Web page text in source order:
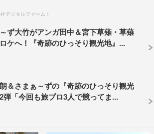
まってワイン飲んでとかマジかよ。自
汚いロケバスにゆられ早朝に東京です
もないです（笑）。助っ人が地味で楽
デジタルファーム )
ず大竹がアンガ田中＆宮下草薙・草薙
ケへ！『奇跡のひっそり観光地』...
＆さまぁ～ずの『奇跡のひっそり観光
弾「今回も旅プロ3人で競ってま...